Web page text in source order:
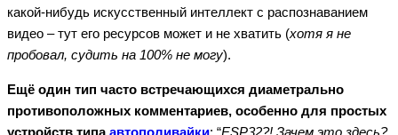
какой-нибудь искусственный интеллект с распознаванием
видео – тут его ресурсов может и не хватить (хотя я не
пробовал, судить на 100% не могу).
Ещё один тип часто встречающихся диаметрально
противоположных комментариев, особенно для простых
устройств типаавтополивайки: “ESP32?! Зачем это здесь?